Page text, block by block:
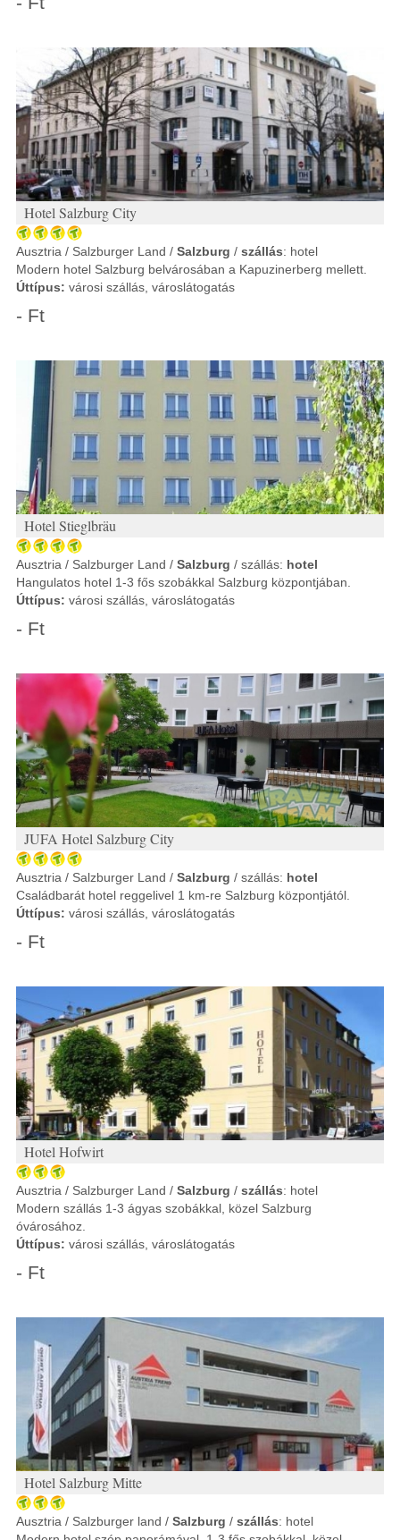
Hotel Salzburg City
Ausztria / Salzburger Land / Salzburg / szállás: hotel
Modern hotel Salzburg belvárosában a Kapuzinerberg mellett.
Úttípus: városi szállás, városlátogatás
- Ft
Hotel Stieglbräu
Ausztria / Salzburger Land / Salzburg / szállás: hotel
Hangulatos hotel 1-3 fős szobákkal Salzburg központjában.
Úttípus: városi szállás, városlátogatás
- Ft
JUFA Hotel Salzburg City
Ausztria / Salzburger Land / Salzburg / szállás: hotel
Családbarát hotel reggelivel 1 km-re Salzburg központjától.
Úttípus: városi szállás, városlátogatás
- Ft
Hotel Hofwirt
Ausztria / Salzburger Land / Salzburg / szállás: hotel
Modern szállás 1-3 ágyas szobákkal, közel Salzburg
óvárosához.
Úttípus: városi szállás, városlátogatás
- Ft
Hotel Salzburg Mitte
Ausztria / Salzburger land / Salzburg / szállás: hotel